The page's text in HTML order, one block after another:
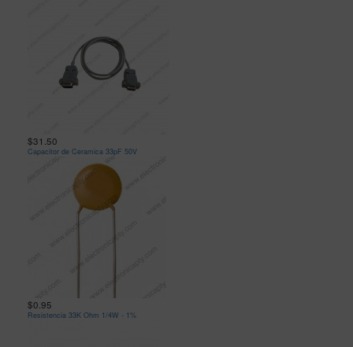
$31.50
Capacitor de Ceramica 33pF 50V
$0.95
Resistencia 33K Ohm 1/4W - 1%